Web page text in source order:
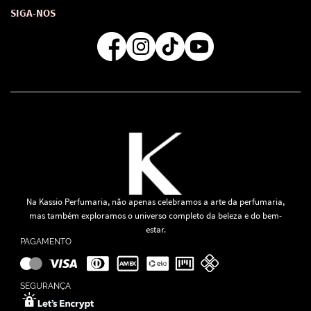
Formas de Pagamento
Regra de Frete Grátis
SIGA-NOS
Na Kassio Perfumaria, não apenas celebramos a arte da perfumaria,
mas também exploramos o universo completo da beleza e do bem-
estar.
PAGAMENTO
SEGURANÇA